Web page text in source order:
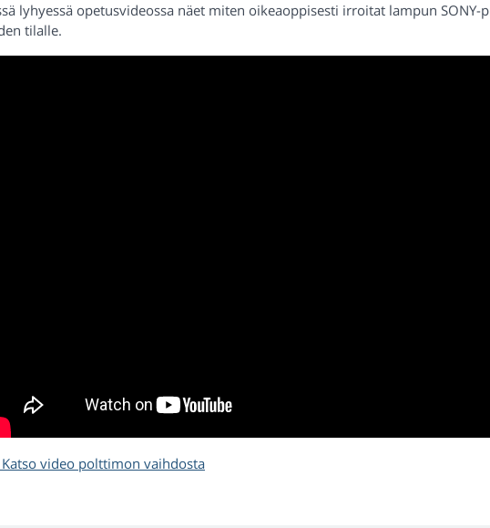
lyhyessä opetusvideossa näet miten oikeaoppisesti irroitat lampun SONY-
tilalle.
Katso video polttimon vaihdosta